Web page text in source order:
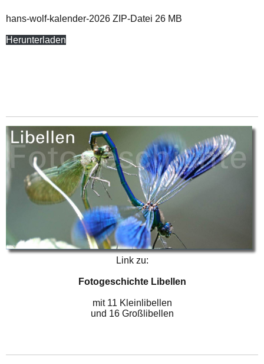
hans-wolf-kalender-2026 ZIP-Datei 26 MB
Herunterladen
Link zu:
Fotogeschichte Libellen
mit 11 Kleinlibellen
und 16 Großlibellen